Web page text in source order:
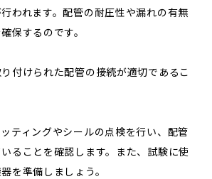
われます。配管の耐圧性や漏れの有無
保するのです。
付けられた配管の接続が適切であるこ
ティングやシールの点検を行い、配管
ることを確認します。また、試験に使
を準備しましょう。